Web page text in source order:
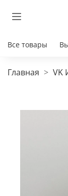
Все товары
Главная VK